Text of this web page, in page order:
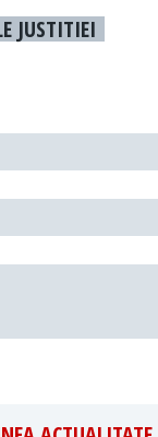
JUSTITIEI